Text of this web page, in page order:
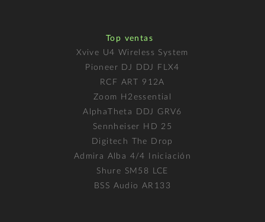
Top ventas
Xvive U4 Wireless System
Pioneer DJ DDJ FLX4
RCF ART 912A
Zoom H2essential
AlphaTheta DDJ GRV6
Sennheiser HD 25
Digitech The Drop
Admira Alba 4/4 Iniciación
Shure SM58 LCE
BSS Audio AR133